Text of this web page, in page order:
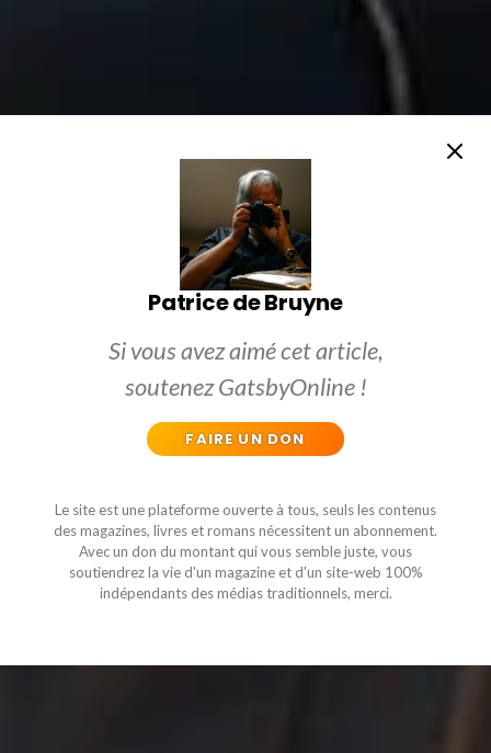
Patrice de Bruyne
Si vous avez aimé cet article,
soutenez GatsbyOnline !
FAIRE UN DON
Le site est une plateforme ouverte à tous, seuls les contenus
des magazines, livres et romans nécessitent un abonnement.
Avec un don du montant qui vous semble juste, vous
soutiendrez la vie d'un magazine et d'un site-web 100%
indépendants des médias traditionnels, merci.